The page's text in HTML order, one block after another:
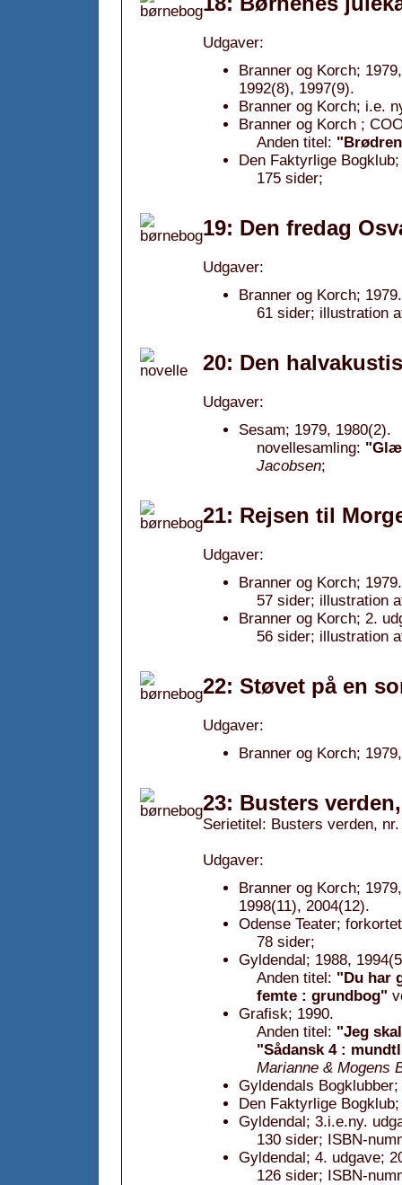
Udgaver:
Branner og Korch;
1992(8), 1997(9).
Branner og Korch; i.e.
Branner og Korch ;
Anden titel:
Den Faktyrlige
175 sider;
19: Den fredag
Udgaver:
Branner og Korch; 1979.
61 sider; illustration
20: Den
Udgaver:
Sesam; 1979, 1980(2).
novellesamling:
Jacobsen;
21: Rejsen til
Udgaver:
Branner og Korch; 1979.
57 sider; illustration
Branner og Korch; 2.
56 sider; illustration
22: Støvet på en
Udgaver:
Branner og Korch;
23: Busters
Serietitel: Busters verden,
Udgaver:
Branner og Korch;
1998(11), 2004(12).
Odense Teater;
78 sider;
Gyldendal; 1988,
Anden titel: "Du har
femte : grundbog"
Grafisk; 1990.
Anden titel: "Jeg
"Sådansk 4 :
Marianne & Mogens
Gyldendals
Den Faktyrlige
Gyldendal; 3.i.e.ny.
130 sider; ISBN-
Gyldendal; 4. udgave;
126 sider; ISBN-